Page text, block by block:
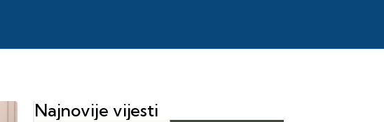
Najnovije vijesti